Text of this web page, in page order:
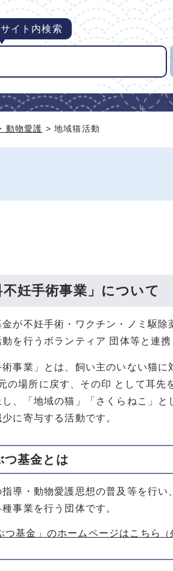
サイト内検索
動物愛護 > 地域猫活動
不妊手術事業」について
が不妊手術・ワクチン・ノミ駆
を行うボランティア 団体等と連
術事業」とは、飼い主のいない猫
の場所に戻す、その印 として耳
、「地域の猫」「さくらねこ」
に寄与する活動です。
つ基金とは
導・動物愛護思想の普及等を行い
事業を行う団体です。
つ基金」のホームページはこちら